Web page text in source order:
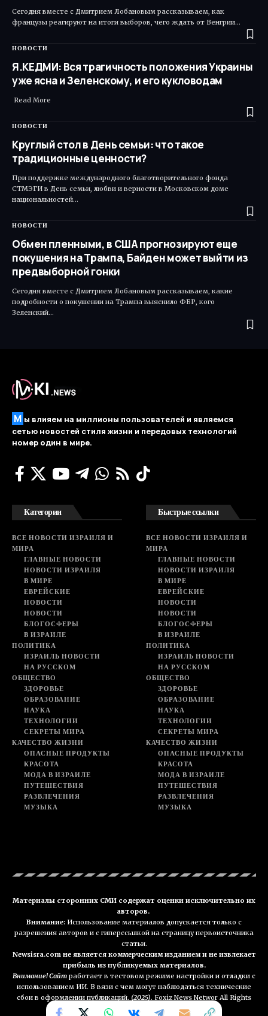
Сегодня вместе с Дмитрием Лобановым рассказываем, как
французы реагируют на итоги выборов, чего ждать от Венгрии…
НОВОСТИ
Я.КЕДМИ: Вся трагичность положения Украины
уже ясна и Зеленскому, и его кукловодам
Read More ​
НОВОСТИ
Круглый стол в День семьи: что такое
традиционные ценности?
При поддержке международного благотворительного фонда
СТМЭГИ в День семьи, любви и верности в Московском доме
национальностей…
НОВОСТИ
Обмен пленными, в США прогнозируют еще
покушения на Трампа, Байден может выйти из
предвыборной гонки
Сегодня вместе с Дмитрием Лобановым рассказываем, какие
подробности о покушении на Трампа выяснило ФБР, кого
Зеленский…
М ы влияем на миллионы пользователей и являемся
сетью новостей стиля жизни и передовых технологий
номер один в мире.
Категории
ВСЕ НОВОСТИ ИЗРАИЛЯ И
МИРА
ГЛАВНЫЕ НОВОСТИ
НОВОСТИ ИЗРАИЛЯ
В МИРЕ
ЕВРЕЙСКИЕ
НОВОСТИ
НОВОСТИ
БЛОГОСФЕРЫ
В ИЗРАИЛЕ
ПОЛИТИКА
ИЗРАИЛЬ НОВОСТИ
НА РУССКОМ
ОБЩЕСТВО
ЗДОРОВЬЕ
ОБРАЗОВАНИЕ
НАУКА
ТЕХНОЛОГИИ
СЕКРЕТЫ МИРА
КАЧЕСТВО ЖИЗНИ
ОПАСНЫЕ ПРОДУКТЫ
КРАСОТА
МОДА В ИЗРАИЛЕ
ПУТЕШЕСТВИЯ
РАЗВЛЕЧЕНИЯ
МУЗЫКА
Быстрые ссылки
ВСЕ НОВОСТИ ИЗРАИЛЯ И
МИРА
ГЛАВНЫЕ НОВОСТИ
НОВОСТИ ИЗРАИЛЯ
В МИРЕ
ЕВРЕЙСКИЕ
НОВОСТИ
НОВОСТИ
БЛОГОСФЕРЫ
В ИЗРАИЛЕ
ПОЛИТИКА
ИЗРАИЛЬ НОВОСТИ
НА РУССКОМ
ОБЩЕСТВО
ЗДОРОВЬЕ
ОБРАЗОВАНИЕ
НАУКА
ТЕХНОЛОГИИ
СЕКРЕТЫ МИРА
КАЧЕСТВО ЖИЗНИ
ОПАСНЫЕ ПРОДУКТЫ
КРАСОТА
МОДА В ИЗРАИЛЕ
ПУТЕШЕСТВИЯ
РАЗВЛЕЧЕНИЯ
МУЗЫКА
Материалы сторонних СМИ содержат оценки исключительно их
авторов.
Внимание: Использование материалов допускается только с
разрешения авторов и с гиперссылкой на страницу первоисточника
статьи.
Newsisra.com не является коммерческим изданием и не извлекает
прибыль из публикуемых материалов.
Внимание! Сайт работает в тестовом режиме настройки и отладки с
использованием ИИ. В вязи с чем могут наблюдаться технические
сбои в оформлении публикаций. (2025). Foxiz News Networ All Rights
Reserved. NEWSisra.com